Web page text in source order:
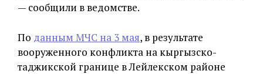
— сообщили в ведомстве.
По данным МЧС на 3 мая, в результате
вооруженного конфликта на кыргызско-
таджикской границе в Лейлекском районе